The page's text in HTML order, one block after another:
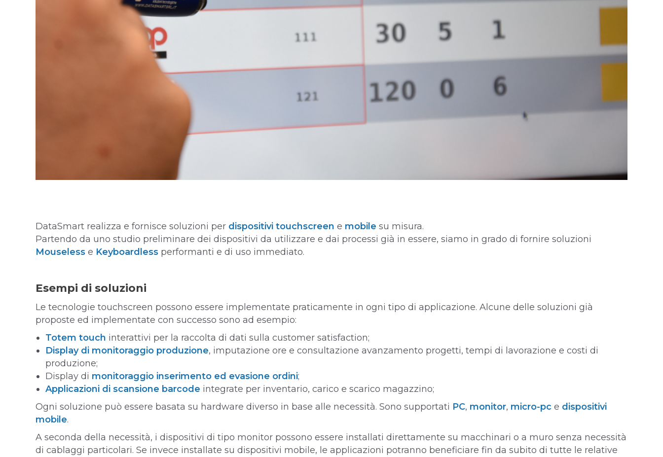
DataSmart realizza e fornisce soluzioni per dispositivi touchscreen e mobile su misura.
Partendo da uno studio preliminare dei dispositivi da utilizzare e dai processi già in essere, siamo in grado di fornire soluzioni
Mouseless e Keyboardless performanti e di uso immediato.
Esempi di soluzioni
Le tecnologie touchscreen possono essere implementate praticamente in ogni tipo di applicazione. Alcune delle soluzioni già
proposte ed implementate con successo sono ad esempio:
Totem touch interattivi per la raccolta di dati sulla customer satisfaction;
Display di monitoraggio produzione, imputazione ore e consultazione avanzamento progetti, tempi di lavorazione e costi di
produzione;
Display di monitoraggio inserimento ed evasione ordini;
Applicazioni di scansione barcode integrate per inventario, carico e scarico magazzino;
Ogni soluzione può essere basata su hardware diverso in base alle necessità. Sono supportati PC, monitor, micro-pc e dispositivi
mobile.
A seconda della necessità, i dispositivi di tipo monitor possono essere installati direttamente su macchinari o a muro senza necessità
di cablaggi particolari. Se invece installate su dispositivi mobile, le applicazioni potranno beneficiare fin da subito di tutte le relative